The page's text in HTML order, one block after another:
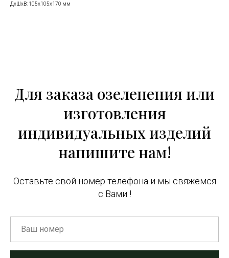
ДxШxВ: 105x105x170 мм
Для заказа озеленения или
изготовления
индивидуальных изделий
напишите нам!
Оставьте свой номер телефона и мы свяжемся
с Вами !